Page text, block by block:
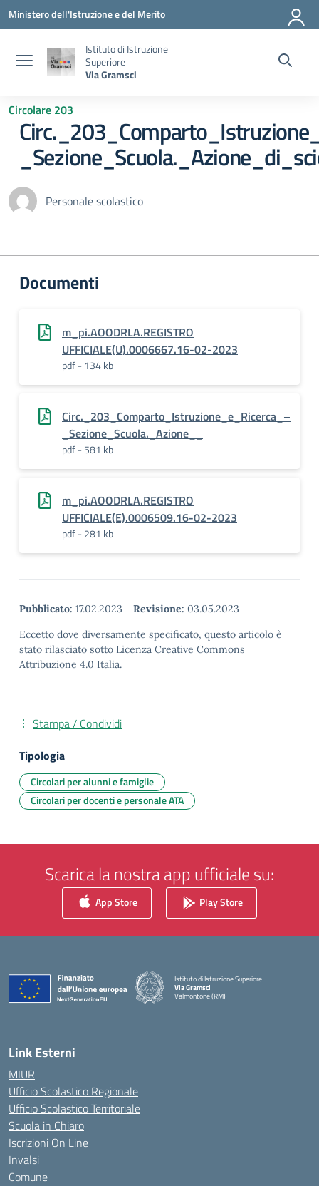
Vai ai contenuti
Vai al menu di navigazione
Vai al footer
Ministero dell'Istruzione e del Merito
Istituto di Istruzione
Superiore
Via Gramsci
Circolare 203
Personale scolastico
Documenti
m_pi.AOODRLA.REGISTRO
UFFICIALE(U).0006667.16-02-2023
pdf - 134 kb
Circ._203_Comparto_Istruzione_e_Ricerca_–
_Sezione_Scuola._Azione__
pdf - 581 kb
m_pi.AOODRLA.REGISTRO
UFFICIALE(E).0006509.16-02-2023
pdf - 281 kb
Pubblicato: 17.02.2023 - Revisione: 03.05.2023
Eccetto dove diversamente specificato, questo articolo è
stato rilasciato sotto Licenza Creative Commons
Attribuzione 4.0 Italia.
Stampa / Condividi
Tipologia
Circolari per alunni e famiglie
Circolari per docenti e personale ATA
Scarica la nostra app ufficiale su:
App Store Play Store
Istituto di Istruzione Superiore
Via Gramsci
Valmontone (RM)
Link Esterni
MIUR
Ufficio Scolastico Regionale
Ufficio Scolastico Territoriale
Scuola in Chiaro
Iscrizioni On Line
Invalsi
Comune